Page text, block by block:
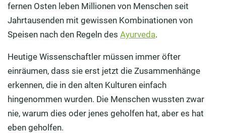
fernen Osten leben Millionen von Menschen seit
Jahrtausenden mit gewissen Kombinationen von
Speisen nach den Regeln des Ayurveda.
Heutige Wissenschaftler müssen immer öfter
einräumen, dass sie erst jetzt die Zusammenhänge
erkennen, die in den alten Kulturen einfach
hingenommen wurden. Die Menschen wussten zwar
nie, warum dies oder jenes geholfen hat, aber es hat
eben geholfen.